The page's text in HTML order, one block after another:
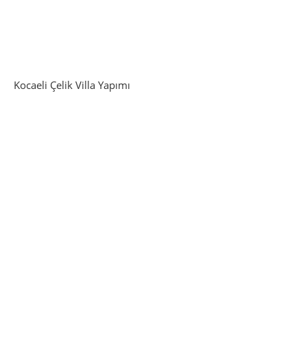
Kocaeli Çelik Villa Yapımı